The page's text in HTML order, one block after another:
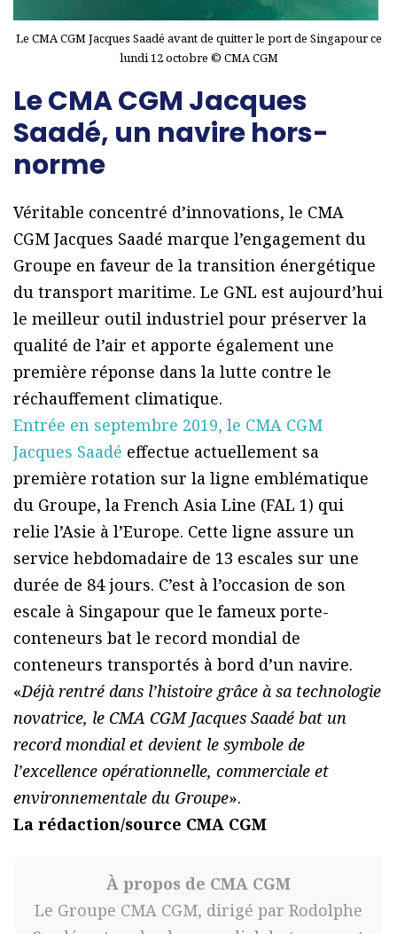
Le CMA CGM Jacques Saadé avant de quitter le port de Singapour ce
lundi 12 octobre © CMA CGM
Le CMA CGM Jacques
Saadé, un navire hors-
norme
Véritable concentré d’innovations, le CMA
CGM Jacques Saadé marque l’engagement du
Groupe en faveur de la transition énergétique
du transport maritime. Le GNL est aujourd’hui
le meilleur outil industriel pour préserver la
qualité de l’air et apporte également une
première réponse dans la lutte contre le
réchauffement climatique.
Entrée en septembre 2019, le CMA CGM
Jacques Saadé effectue actuellement sa
première rotation sur la ligne emblématique
du Groupe, la French Asia Line (FAL 1) qui
relie l’Asie à l’Europe. Cette ligne assure un
service hebdomadaire de 13 escales sur une
durée de 84 jours. C’est à l’occasion de son
escale à Singapour que le fameux porte-
conteneurs bat le record mondial de
conteneurs transportés à bord d’un navire.
«Déjà rentré dans l’histoire grâce à sa technologie
novatrice, le CMA CGM Jacques Saadé bat un
record mondial et devient le symbole de
l’excellence opérationnelle, commerciale et
environnementale du Groupe».
La rédaction/source CMA CGM
À propos de CMA CGM
Le Groupe CMA CGM, dirigé par Rodolphe